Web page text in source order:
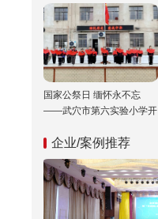
国家公祭日 缅怀永不忘
——武穴市第六实验小学开
企业/案例推荐